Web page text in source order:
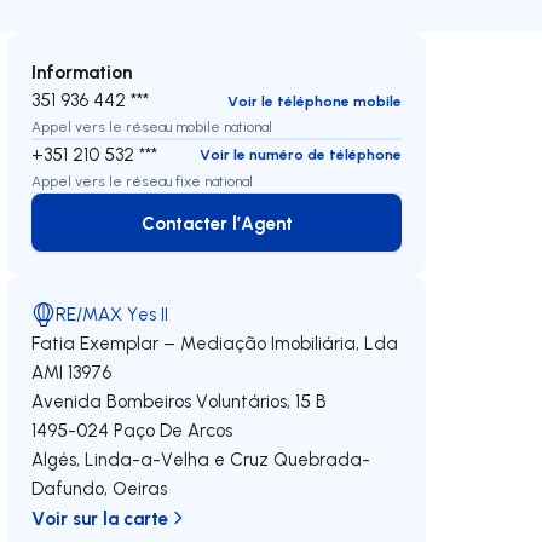
Information
351 936 442 ***
Voir le téléphone mobile
Appel vers le réseau mobile national
+351 210 532 ***
Voir le numéro de téléphone
Appel vers le réseau fixe national
Contacter l’Agent
Contacter l’Agent
RE/MAX Yes II
Fatia Exemplar – Mediação Imobiliária, Lda
AMI 13976
Avenida Bombeiros Voluntários, 15 B
1495-024 Paço De Arcos
Algés, Linda-a-Velha e Cruz Quebrada-
Dafundo, Oeiras
Voir sur la carte